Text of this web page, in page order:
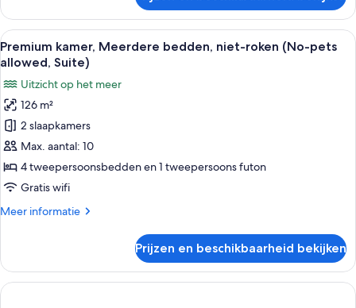
kamer,
Meerdere
bedden,
niet-
(Dog
Friendlyl,
Suite)
Alle
foto's
Premium
kamer,
Meerdere
bedden,
niet-
roken
pets
laden
Een moderne woonkamer met een
20
Premium kamer, Meerdere bedden, niet-roken (No-pets
allowed, Suite)
Uitzicht op het meer
126 m²
2 slaapkamers
Max. aantal: 10
4 tweepersoonsbedden en 1 tweepersoons futon
Gratis wifi
Meer informatie
Meer
kamer,
Meerdere
bedden,
Prijzen en beschikbaarheid bekijken